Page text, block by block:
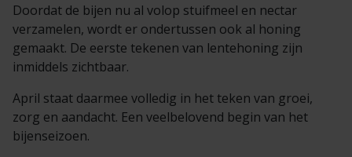
Doordat de bijen nu al volop stuifmeel en nectar
verzamelen, wordt er ondertussen ook al honing
gemaakt. De eerste tekenen van lentehoning zijn
inmiddels zichtbaar.
April staat daarmee volledig in het teken van groei,
zorg en aandacht. Een veelbelovend begin van het
bijenseizoen.